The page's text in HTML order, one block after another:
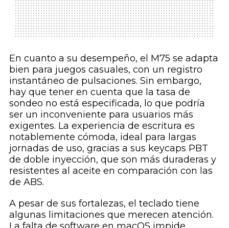
En cuanto a su desempeño, el M75 se adapta
bien para juegos casuales, con un registro
instantáneo de pulsaciones. Sin embargo,
hay que tener en cuenta que la tasa de
sondeo no está especificada, lo que podría
ser un inconveniente para usuarios más
exigentes. La experiencia de escritura es
notablemente cómoda, ideal para largas
jornadas de uso, gracias a sus keycaps PBT
de doble inyección, que son más duraderas y
resistentes al aceite en comparación con las
de ABS.
A pesar de sus fortalezas, el teclado tiene
algunas limitaciones que merecen atención.